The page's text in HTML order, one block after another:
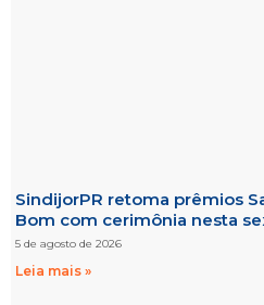
SindijorPR retoma prêmios
Bom com cerimônia nesta
5 de agosto de 2026
Leia mais »